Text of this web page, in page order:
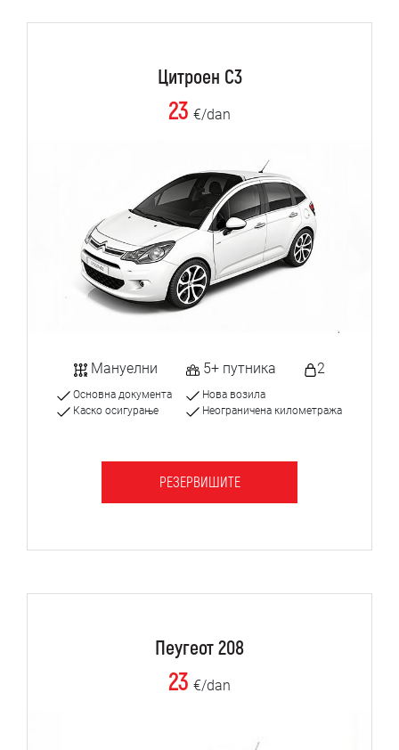
Цитроен C3
23 €/dan
Мануелни 5+ путника 2
Основна документа
Каско осигурање
Нова возила
Неограничена километража
РЕЗЕРВИШИТЕ
Пеугеот 208
23 €/dan